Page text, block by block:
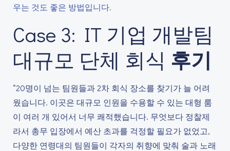
우는 것도 좋은 방법입니다.
Case 3: IT 기업 개발팀
대규모 단체 회식 후기
“20명이 넘는 팀원들과 2차 회식 장소를 찾기가 늘 어려
웠습니다. 이곳은 대규모 인원을 수용할 수 있는 대형 룸
이 여러 개 있어서 너무 쾌적했습니다. 무엇보다 정찰제
라서 총무 입장에서 예산 초과를 걱정할 필요가 없었고,
다양한 연령대의 팀원들이 각자의 취향에 맞춰 술과 노래